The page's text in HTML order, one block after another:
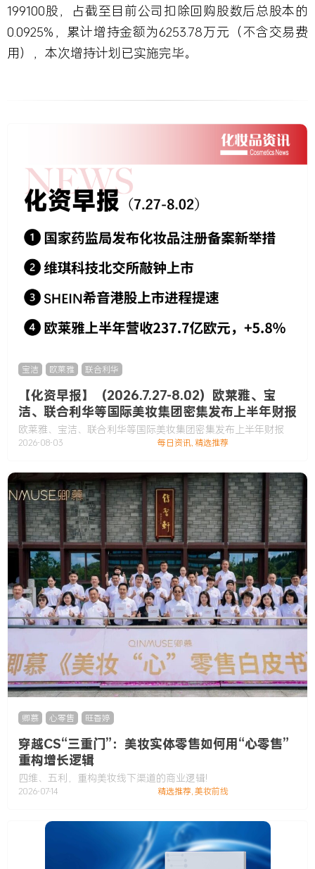
199100股，占截至目前公司扣除回购股数后总股本的
0.0925%，累计增持金额为6253.78万元（不含交易费
用），本次增持计划已实施完毕。
宝洁 欧莱雅 联合利华
【化资早报】（2026.7.27-8.02）欧莱雅、宝
洁、联合利华等国际美妆集团密集发布上半年财报
欧莱雅、宝洁、联合利华等国际美妆集团密集发布上半年财报
2026-08-03 每日资讯,精选推荐
卿慕 心零售 旺香婷
穿越CS“三重门”：美妆实体零售如何用“心零售”
重构增长逻辑
四维、五利，重构美妆线下渠道的商业逻辑!
2026-07-14 精选推荐,美妆前线